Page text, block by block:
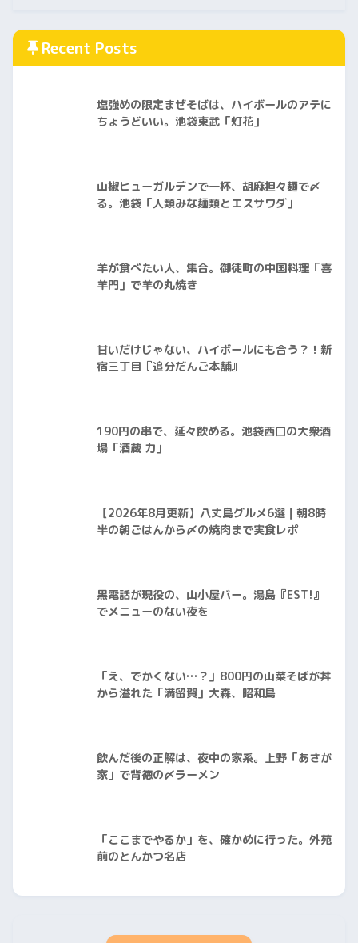
Recent Posts
塩強めの限定まぜそばは、ハイボールのアテに
ちょうどいい。池袋東武「灯花」
山椒ヒューガルデンで一杯、胡麻担々麺で〆
る。池袋「人類みな麺類とエスサワダ」
羊が食べたい人、集合。御徒町の中国料理「喜
羊門」で羊の丸焼き
甘いだけじゃない、ハイボールにも合う？！新
宿三丁目『追分だんご本舗』
190円の串で、延々飲める。池袋西口の大衆酒
場「酒蔵 力」
【2026年8月更新】八丈島グルメ6選｜朝8時
半の朝ごはんから〆の焼肉まで実食レポ
黒電話が現役の、山小屋バー。湯島『EST!』
でメニューのない夜を
「え、でかくない…？」800円の山菜そばが丼
から溢れた「満留賀」大森、昭和島
飲んだ後の正解は、夜中の家系。上野「あさが
家」で背徳の〆ラーメン
「ここまでやるか」を、確かめに行った。外苑
前のとんかつ名店